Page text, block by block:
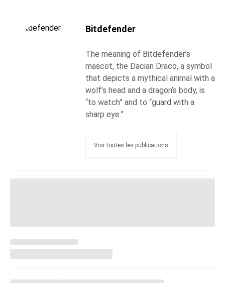
Bitdefender
The meaning of Bitdefender’s
mascot, the Dacian Draco, a symbol
that depicts a mythical animal with a
wolf’s head and a dragon’s body, is
“to watch” and to “guard with a
sharp eye.”
Voir toutes les publications